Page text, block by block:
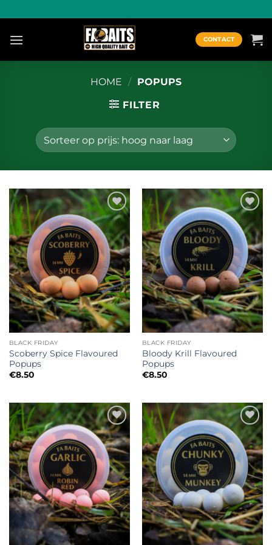
naar
inhoud
CONTACT
HOME / POPUPS
FILTER
Toevoegen
aan
wenslijst
BLACK FRIDAY
Scoberry Spice Flavoured
Popups
€8.50
Toevoegen
aan
wenslijst
BLACK FRIDAY
Bloody Krill Flavoured
Popups
€8.50
Toevoegen
aan
wenslijst
Toevoegen
aan
wenslijst